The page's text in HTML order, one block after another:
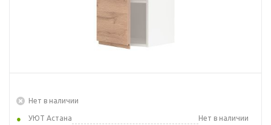
Нет в наличии
УЮТ Астана
Нет в наличии